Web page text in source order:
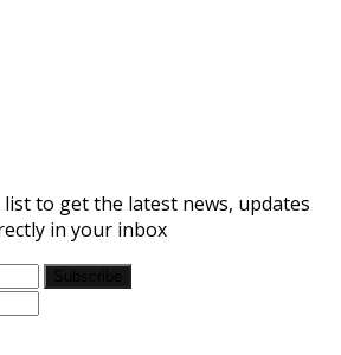
to get the latest news, updates
in your inbox